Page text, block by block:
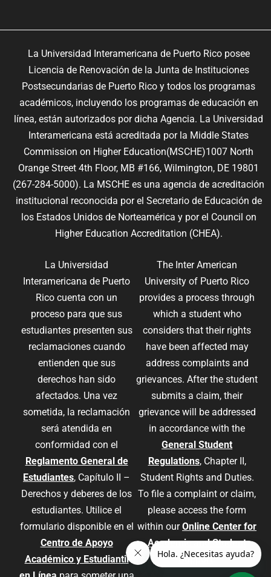
La Universidad Interamericana de Puerto Rico posee
Licencia de Renovación de la Junta de Instituciones
Postsecundarias de Puerto Rico y todos los programas
académicos, incluyendo los programas de educación en
línea, están autorizados por dicha Agencia. La Universidad
Interamericana está acreditada por la Middle States
Commission on Higher Education(MSCHE)1007 North
Orange Street 4th Floor, MB #166, Wilmington, DE 19801
(267-284-5000). La MSCHE es una agencia de acreditación
institucional reconocida por el Secretario de Educación de
los Estados Unidos de Norteamérica y por el Council on
Higher Education Accreditation (CHEA).
La Universidad
Interamericana de Puerto
Rico cuenta con un
proceso para que sus
estudiantes presenten sus
reclamaciones cuando
entienden que sus
derechos han sido
afectados. Una vez
sometida, la reclamación
será atendida en
conformidad con el
Reglamento General de
Estudiantes, Capítulo II –
Derechos y deberes de los
estudiantes. Utilice el
formulario disponible en el
Centro de Apoyo
Académico y Estudiantil
The Inter American
University of Puerto Rico
provides a process through
which a student who
considers that their rights
have been affected may
address complaints and
grievances. After the student
submits a claim, their
grievance will be addressed
in accordance with the
General Student
Regulations, Chapter II,
Student Rights and Duties.
To file a complaint or claim,
please access the form
within ourOnline Center for
Academic and Student
Support.